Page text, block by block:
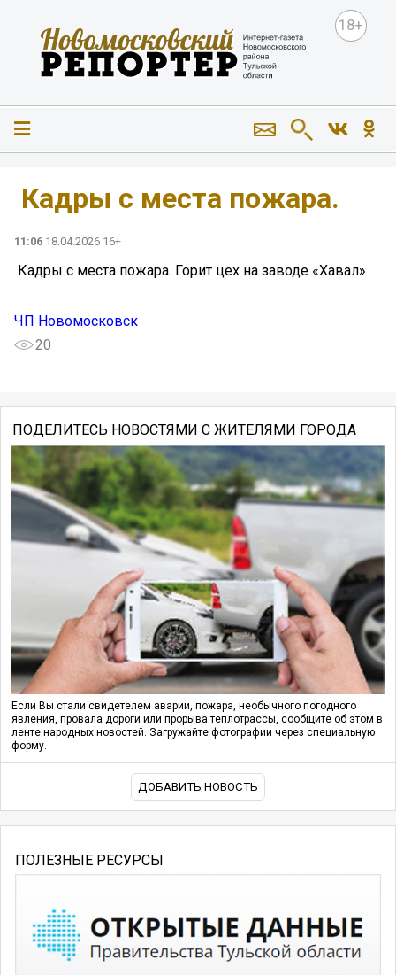
18+
️ Кадры с места пожара.
11:06 18.04.2026 16+
️ Кадры с места пожара. Горит цех на заводе «Хавал»
ЧП Новомосковск
20
ПОДЕЛИТЕСЬ НОВОСТЯМИ С ЖИТЕЛЯМИ ГОРОДА
Если Вы стали свидетелем аварии, пожара, необычного погодного
явления, провала дороги или прорыва теплотрассы, сообщите об этом в
ленте народных новостей. Загружайте фотографии через специальную
форму.
ДОБАВИТЬ НОВОСТЬ
ПОЛЕЗНЫЕ РЕСУРСЫ